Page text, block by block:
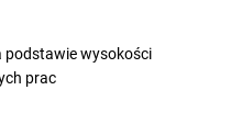
podstawie wysokości
prac